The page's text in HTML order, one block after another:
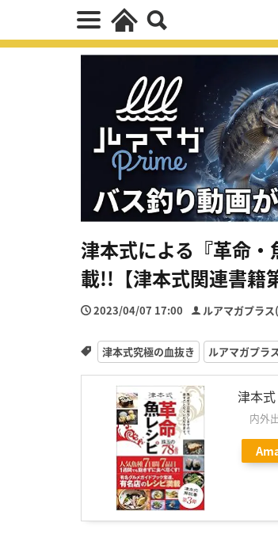
津本式による『革命
載!!【津本式関連書籍
2023/04/07 17:00 ルアマガプラ
津本式究極の血抜き ルアマガプラ
津本
内外